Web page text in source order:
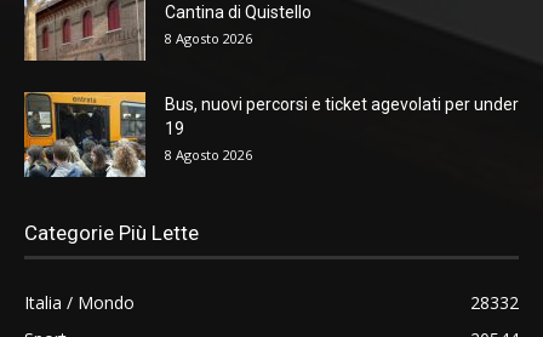
Cantina di Quistello
8 Agosto 2026
Bus, nuovi percorsi e ticket agevolati per under
19
8 Agosto 2026
Categorie Più Lette
Italia / Mondo
28332